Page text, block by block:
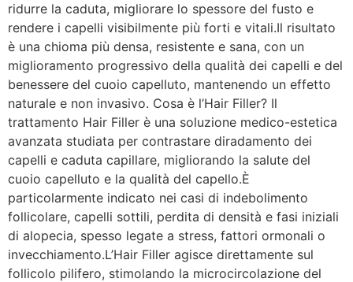
ridurre la caduta, migliorare lo spessore del fusto e
rendere i capelli visibilmente più forti e vitali.Il risultato
è una chioma più densa, resistente e sana, con un
miglioramento progressivo della qualità dei capelli e del
benessere del cuoio capelluto, mantenendo un effetto
naturale e non invasivo. Cosa è l’Hair Filler? Il
trattamento Hair Filler è una soluzione medico-estetica
avanzata studiata per contrastare diradamento dei
capelli e caduta capillare, migliorando la salute del
cuoio capelluto e la qualità del capello.È
particolarmente indicato nei casi di indebolimento
follicolare, capelli sottili, perdita di densità e fasi iniziali
di alopecia, spesso legate a stress, fattori ormonali o
invecchiamento.L’Hair Filler agisce direttamente sul
follicolo pilifero, stimolando la microcircolazione del